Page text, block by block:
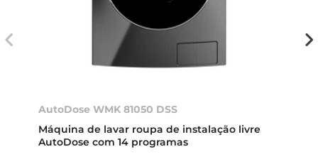
AutoDose WMK 81050 DSS
Máquina de lavar roupa de instalação livre
AutoDose com 14 programas